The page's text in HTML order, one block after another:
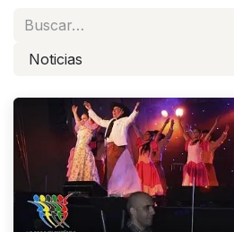
Noticias